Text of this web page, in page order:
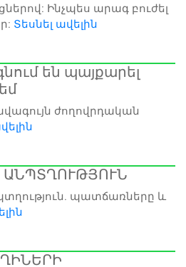
Ինչպես արագ բուժել
Տեսնել ավելին
են պայքարել
ժողովրդական
պատճառները և